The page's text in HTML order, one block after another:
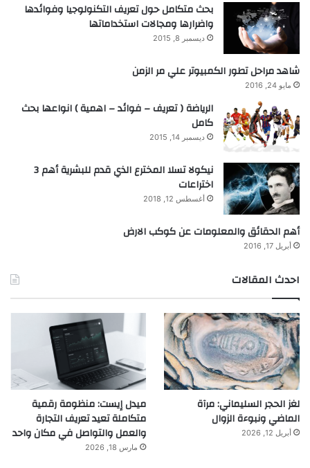
بحث متكامل حول تعريف التكنولوجيا وفوائدها
واضرارها ومجالات استخداماتها
ديسمبر 8, 2015
شاهد مراحل تطور الكمبيوتر علي مر الزمن
مايو 24, 2016
الرياضة ( تعريف – فوائد – اهمية ) انواعها بحث
كامل
ديسمبر 14, 2015
نيكولا تسلا المخترع الذي قدم للبشرية أهم 3
اختراعات
أغسطس 12, 2018
أهم الحقائق والمعلومات عن كوكب الارض
أبريل 17, 2016
احدث المقالات
لغز الحجر السليماني: مرآة
الماضي ونبوءة الزوال
أبريل 12, 2026
ميدل إيست: منظومة رقمية
متكاملة تعيد تعريف التجارة
والعمل والتواصل في مكان واحد
مارس 18, 2026